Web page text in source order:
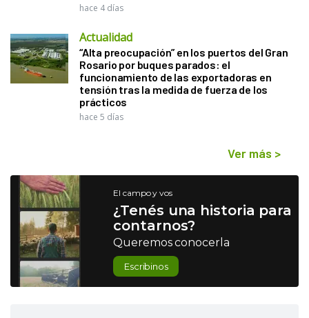
hace 4 días
Actualidad
“Alta preocupación” en los puertos del Gran
Rosario por buques parados: el
funcionamiento de las exportadoras en
tensión tras la medida de fuerza de los
prácticos
hace 5 días
Ver más >
El campo y vos
¿Tenés una historia para
contarnos?
Queremos conocerla
Escribinos